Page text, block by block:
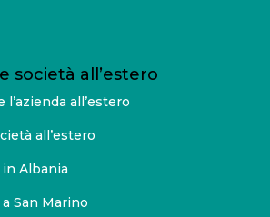
società all’estero
all’estero
all’estero
Albania
San Marino